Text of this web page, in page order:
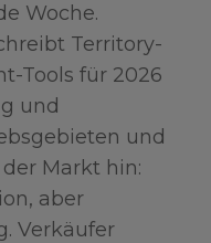
Woche.
Territory-
Tools für 2026
und
und
Markt hin:
aber
Verkäufer